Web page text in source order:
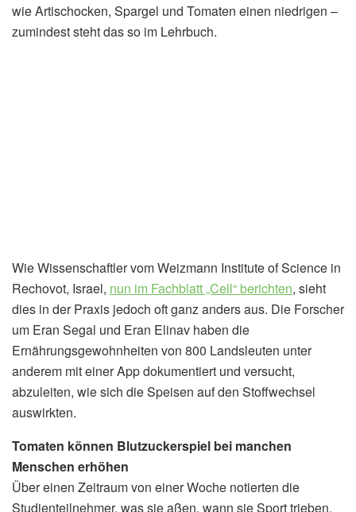
wie Artischocken, Spargel und Tomaten einen niedrigen –
zumindest steht das so im Lehrbuch.
Wie Wissenschaftler vom Weizmann Institute of Science in
Rechovot, Israel, nun im Fachblatt „Cell“ berichten, sieht
dies in der Praxis jedoch oft ganz anders aus. Die Forscher
um Eran Segal und Eran Elinav haben die
Ernährungsgewohnheiten von 800 Landsleuten unter
anderem mit einer App dokumentiert und versucht,
abzuleiten, wie sich die Speisen auf den Stoffwechsel
auswirkten.
Tomaten können Blutzuckerspiel bei manchen
Menschen erhöhen
Über einen Zeitraum von einer Woche notierten die
Studienteilnehmer, was sie aßen, wann sie Sport trieben,